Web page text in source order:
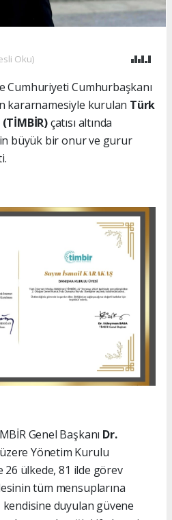
Oku)
Cumhuriyeti Cumhurbaşkanı
kararnamesiyle kurulan Türk
çatısı altında
büyük bir onur ve gurur
Genel Başkanı Dr.
Yönetim Kurulu
ülkede, 81 ilde görev
tüm mensuplarına
duyulan güvene